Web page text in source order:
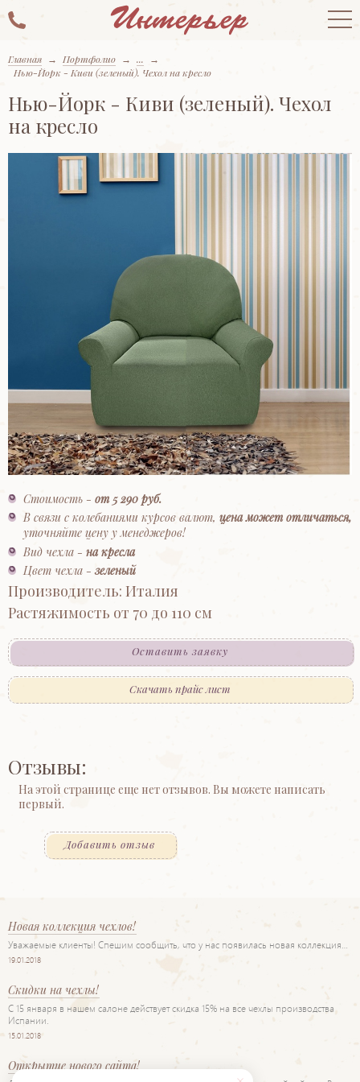
Главная → Портфолио → ...
→
Нью-Йорк - Киви (зеленый). Чехол на кресло
Нью-Йорк - Киви (зеленый). Чехол
на кресло
Стоимость -от 5 290 руб.
В связи с колебаниями курсов валют,цена может отличаться,
уточняйте цену у менеджеров!
Вид чехла -на кресла
Цвет чехла -зеленый
Производитель: Италия
Растяжимость от 70 до 110 см
Оставить заявку
Скачать прайс лист
Отзывы:
На этой странице еще нет отзывов. Вы можете написать
первый.
Добавить отзыв
Новая коллекция чехлов!
Уважаемые клиенты! Спешим сообщить, что у нас появилась новая коллекция…
19.01.2018
Скидки на чехлы!
С 15 января в нашем салоне действует скидка 15% на все чехлы производства
Испании.
15.01.2018
Открытие нового сайта!